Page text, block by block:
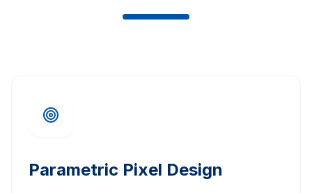
Parametric Pixel Design